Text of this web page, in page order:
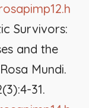
Survivors:
and the
Rosa Mundi.
31.